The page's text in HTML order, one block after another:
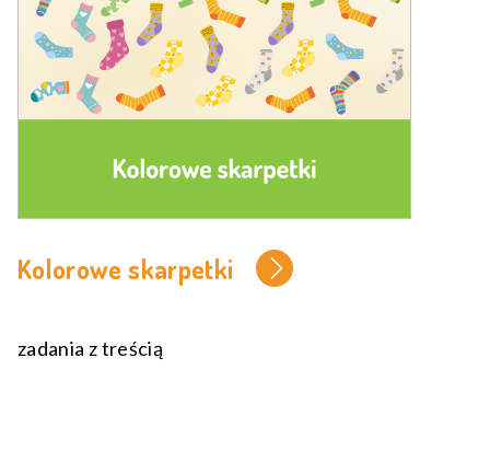
Kolorowe skarpetki
zadania z treścią